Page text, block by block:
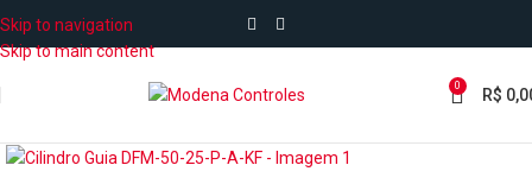
Skip to navigation
Skip to main content
0 R$